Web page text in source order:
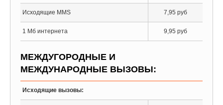
Исходящие MMS 7,95 руб
1 Мб интернета 9,95 руб
МЕЖДУГОРОДНЫЕ И
МЕЖДУНАРОДНЫЕ ВЫЗОВЫ:
Исходящие вызовы: